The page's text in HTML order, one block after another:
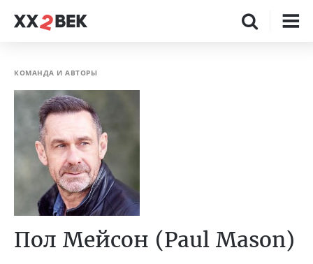
КОМАНДА И АВТОРЫ
Пол Мейсон (Paul Mason)